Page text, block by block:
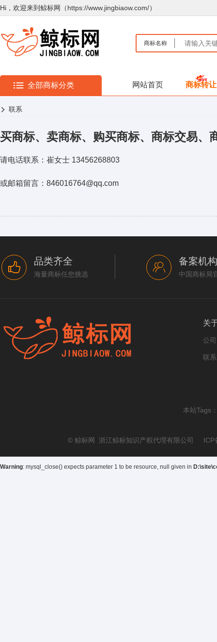
Hi，欢迎来到鲸标网（https://www.jingbiaow.com/）
商标名称
全部商标分类 网站首页 商标转让
联系
买商标、卖商标、购买商标、商标交易、
请电话联系：崔女士 13456268803
或邮箱留言：846016764@qq.com
品类齐全
海量商标任您挑选
备案机构
中国商标局
关
公
联
本站Tags
© 鲸标网 浙江鲸标知识产权代理有限公司 ICP
Warning: mysql_close() expects parameter 1 to be resource, null given in